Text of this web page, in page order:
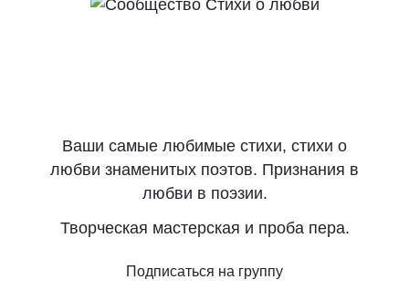
Ваши самые любимые стихи, стихи о
любви знаменитых поэтов. Признания в
любви в поэзии.
Творческая мастерская и проба пера.
Подписаться на группу